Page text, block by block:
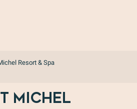
Resort & Spa
Michel